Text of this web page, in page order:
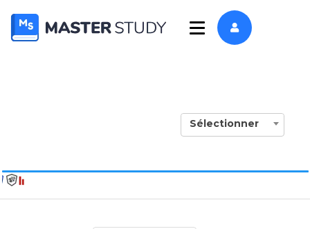
Sélectionner